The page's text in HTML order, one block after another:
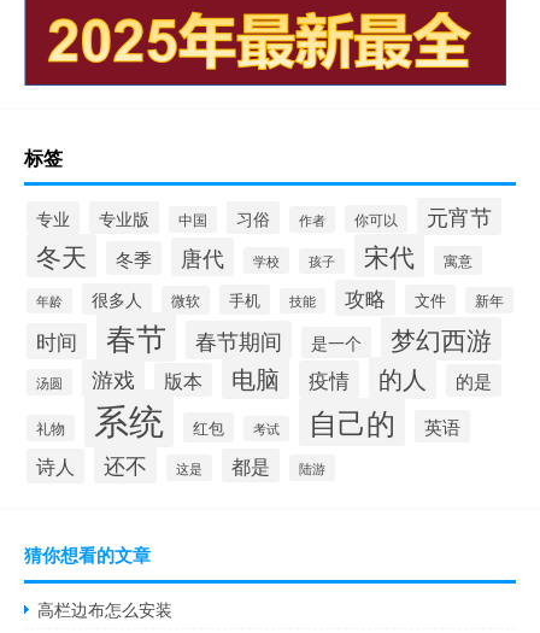
标签
专业 专业版 中国 习俗 作者 你可以 元宵节
冬天 冬季 唐代 学校 孩子 宋代 寓意
年龄 很多人 微软 手机 技能 攻略 文件 新年
时间 春节 春节期间 是一个 梦幻西游
汤圆 游戏 版本 电脑 疫情 的人 的是
礼物 系统 红包 考试 自己的 英语
诗人 还不 这是 都是 陆游
猜你想看的文章
高栏边布怎么安装